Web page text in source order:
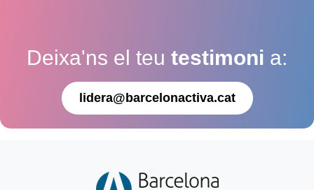
Deixa'ns el teu testimoni a:
lidera@barcelonactiva.cat